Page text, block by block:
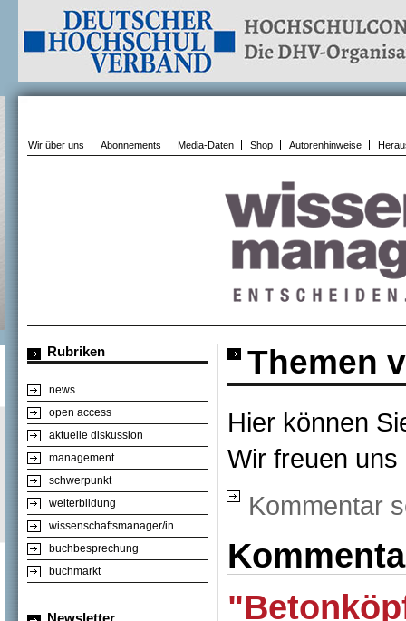
Wir über uns Abonnements Media-Daten Shop Autorenhinweise
Rubriken
news
open access
aktuelle diskussion
management
schwerpunkt
weiterbildung
wissenschaftsmanager/in
buchbesprechung
buchmarkt
Newsletter
Themen
Hier können
Wir freuen
Kommentar